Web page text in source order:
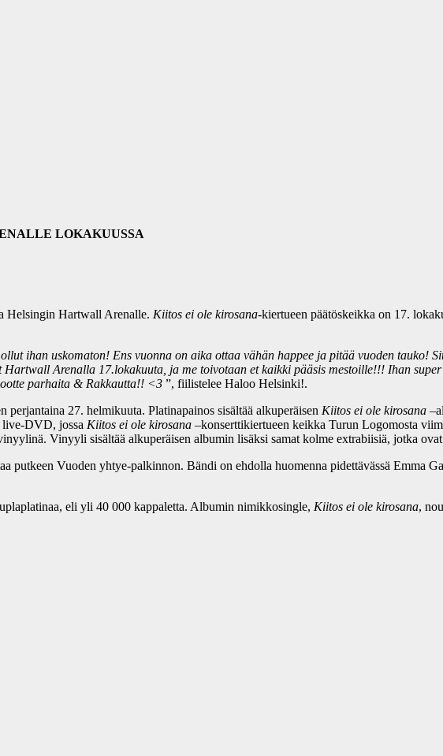
LOKAKUUSSA
Helsingin Hartwall Arenalle. Kiitos ei ole kirosana-kiertueen päätöskeikka on 17.
ihan uskomaton! Ens vuonna on aika ottaa vähän happee ja pitää vuoden tauko!
Arenalla 17.lokakuuta, ja me toivotaan et kaikki pääsis mestoille!!! Ihan
parhaita & Rakkautta!! <3 ”, fiilistelee Haloo Helsinki!.
perjantaina 27. helmikuuta. Platinapainos sisältää alkuperäisen Kiitos ei ole kirosana
live-DVD, jossa Kiitos ei ole kirosana –konserttikiertueen keikka Turun Logomosta
Vinyyli sisältää alkuperäisen albumin lisäksi samat kolme extrabiisiä, jotka ovat
Vuoden yhtye-palkinnon. Bändi on ehdolla huomenna pidettävässä Emma
eli yli 40 000 kappaletta. Albumin nimikkosingle, Kiitos ei ole kirosana,